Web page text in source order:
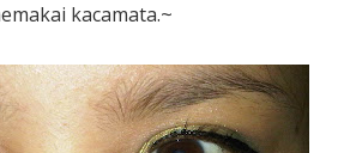
kacamata.~